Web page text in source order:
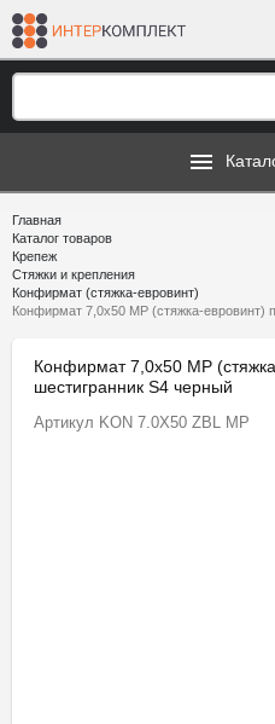
Главная
Каталог товаров
Крепеж
Стяжки и крепления
Конфирмат (стяжка-евровинт)
Конфирмат 7,0х50 MP (стяжка-евровинт)
Конфирмат 7,0х50 MP
шестигранник S4 черный
Артикул KON 7.0X50 ZBL MP